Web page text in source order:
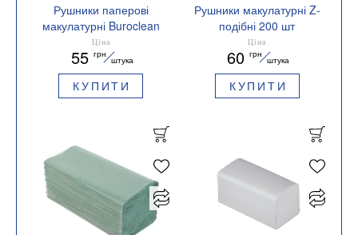
Рушники паперові
макулатурні Buroclean
10100114 V-подібні
23х24 см 200 шт. зелені
Ціна
55 грн
штука
КУПИТИ
Рушники макулатурні Z-
подібні 200 шт
BUROCLEAN 10100118
Ціна
60 грн
штука
КУПИТИ